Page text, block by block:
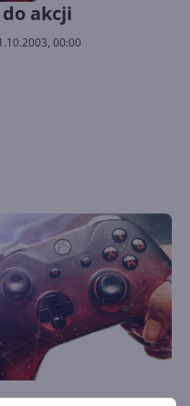
akcji
00:00